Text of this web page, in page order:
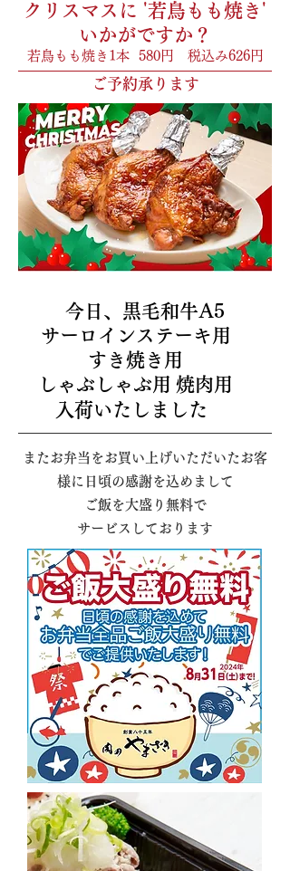
クリスマスに '若鳥もも焼き'
いかがですか？
若鳥もも焼き1本 580円 税込み626円
ご予約承ります
今日、黒毛和牛A5
サーロインステーキ用
すき焼き用
しゃぶしゃぶ用 焼肉用
入荷いたしました
またお弁当をお買い上げいただいたお客
様に日頃の感謝を込めまして
ご飯を大盛り無料で
サービスしております